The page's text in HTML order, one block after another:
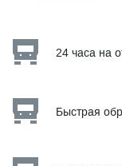
24 часа на
Быстрая